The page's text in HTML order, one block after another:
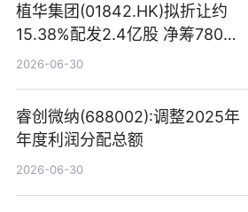
植华集团(01842.HK)拟折让约
15.38%配发2.4亿股 净筹780万
港元
2026-06-30
睿创微纳(688002):调整2025年
年度利润分配总额
2026-06-30